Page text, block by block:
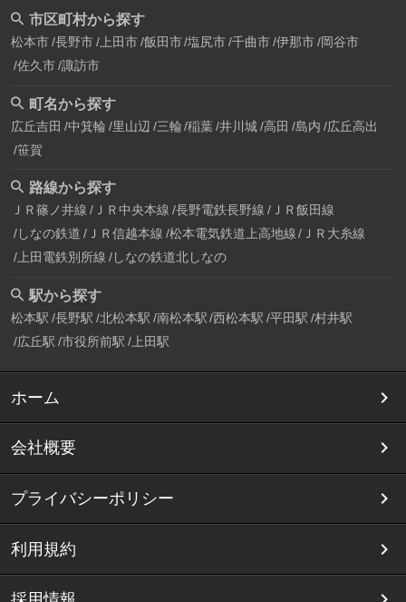
市区町村から探す
松本市 長野市 上田市 飯田市 塩尻市 千曲市 伊那市 岡谷市
佐久市 諏訪市
町名から探す
広丘吉田 中箕輪 里山辺 三輪 稲葉 井川城 高田 島内 広丘高出
笹賀
路線から探す
ＪＲ篠ノ井線 ＪＲ中央本線 長野電鉄長野線 ＪＲ飯田線
しなの鉄道 ＪＲ信越本線 松本電気鉄道上高地線
ＪＲ大糸線
上田電鉄別所線 しなの鉄道北しなの
駅から探す
松本駅 長野駅 北松本駅 南松本駅 西松本駅 平田駅 村井駅
広丘駅 市役所前駅 上田駅
ホーム
会社概要
プライバシーポリシー
利用規約